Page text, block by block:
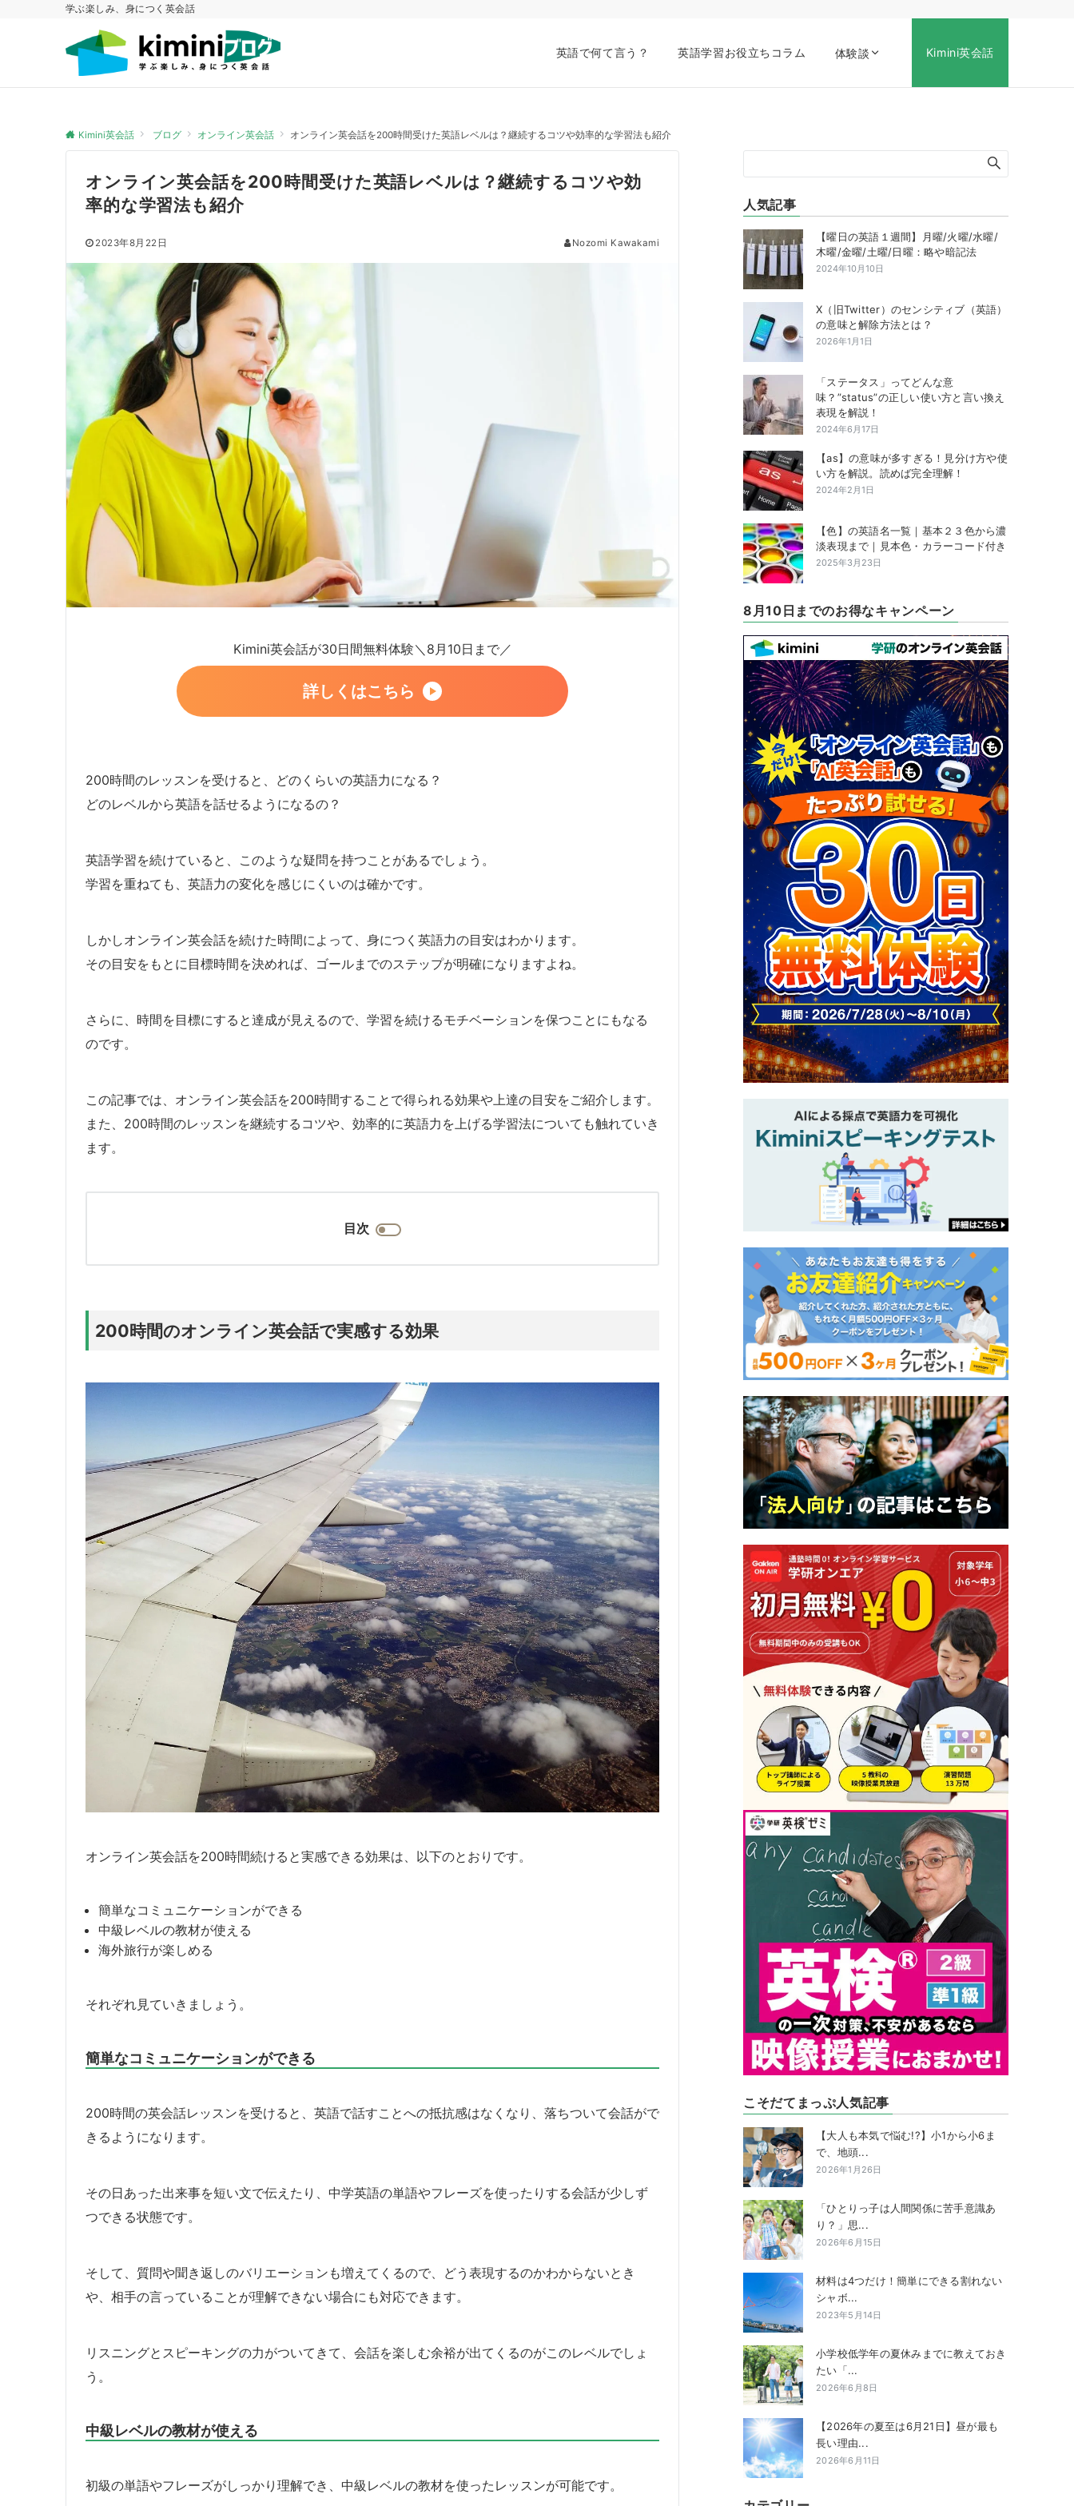
学ぶ楽しみ、身につく英会話
英語で何て言う？ 英語学習お役立ちコラム 体験談 Kimini英会話
Kimini英会話 ブログ オンライン英会話 オンライン英会話を200時間受けた英語レベルは？継続するコツや効率的な学習法も紹介
オンライン英会話を200時間受けた英語レベルは？継続するコツや効
率的な学習法も紹介
2023年8月22日 Nozomi Kawakami
Kimini英会話が30日間無料体験＼8月10日まで／
詳しくはこちら
200時間のレッスンを受けると、どのくらいの英語力になる？
どのレベルから英語を話せるようになるの？
英語学習を続けていると、このような疑問を持つことがあるでしょう。
学習を重ねても、英語力の変化を感じにくいのは確かです。
しかしオンライン英会話を続けた時間によって、身につく英語力の目安はわかります。
その目安をもとに目標時間を決めれば、ゴールまでのステップが明確になりますよね。
さらに、時間を目標にすると達成が見えるので、学習を続けるモチベーションを保つことにもなる
のです。
この記事では、オンライン英会話を200時間することで得られる効果や上達の目安をご紹介します。
また、200時間のレッスンを継続するコツや、効率的に英語力を上げる学習法についても触れていき
ます。
目次
200時間のオンライン英会話で実感する効果
オンライン英会話を200時間続けると実感できる効果は、以下のとおりです。
簡単なコミュニケーションができる
中級レベルの教材が使える
海外旅行が楽しめる
それぞれ見ていきましょう。
簡単なコミュニケーションができる
200時間の英会話レッスンを受けると、英語で話すことへの抵抗感はなくなり、落ちついて会話がで
きるようになります。
その日あった出来事を短い文で伝えたり、中学英語の単語やフレーズを使ったりする会話が少しず
つできる状態です。
そして、質問や聞き返しのバリエーションも増えてくるので、どう表現するのかわからないとき
や、相手の言っていることが理解できない場合にも対応できます。
リスニングとスピーキングの力がついてきて、会話を楽しむ余裕が出てくるのがこのレベルでしょ
う。
中級レベルの教材が使える
初級の単語やフレーズがしっかり理解でき、中級レベルの教材を使ったレッスンが可能です。
人気記事
【曜日の英語１週間】月曜/火曜/水曜/
木曜/金曜/土曜/日曜：略や暗記法
2024年10月10日
X（旧Twitter）のセンシティブ（英語）
の意味と解除方法とは？
2026年1月1日
「ステータス」ってどんな意
味？”status”の正しい使い方と言い換え
表現を解説！
2024年6月17日
【as】の意味が多すぎる！見分け方や使
い方を解説。読めば完全理解！
2024年2月1日
【色】の英語名一覧｜基本２３色から濃
淡表現まで｜見本色・カラーコード付き
2025年3月23日
8月10日までのお得なキャンペーン
こそだてまっぷ人気記事
【大人も本気で悩む!?】小1から小6ま
で、地頭...
2026年1月26日
「ひとりっ子は人間関係に苦手意識あ
り？」思...
2026年6月15日
材料は4つだけ！簡単にできる割れない
シャボ...
2023年5月14日
小学校低学年の夏休みまでに教えておき
たい「...
2026年6月8日
【2026年の夏至は6月21日】昼が最も
長い理由...
2026年6月11日